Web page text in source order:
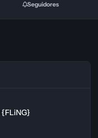
Seguidores
{FLiNG}